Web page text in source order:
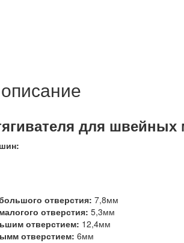
для швейных
отверстия: 7,8мм
отверстия: 5,3мм
отверстием: 12,4мм
отверстием: 6мм